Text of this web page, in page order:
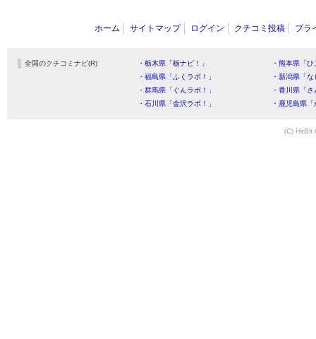
ホーム サイトマップ ログイン クチコミ投稿 プラ
全国のクチコミナビ(R) ・栃木県「栃ナビ！」
・熊本県「
・福島県「ふくラボ！」
・新潟県「
・群馬県「ぐんラボ！」
・香川県「
・石川県「金沢ラボ！」
・鹿児島県
(C) HitBit